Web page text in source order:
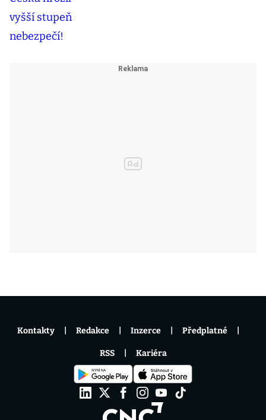
Kontakty Redakce Inzerce Předplatné
RSS Kariéra